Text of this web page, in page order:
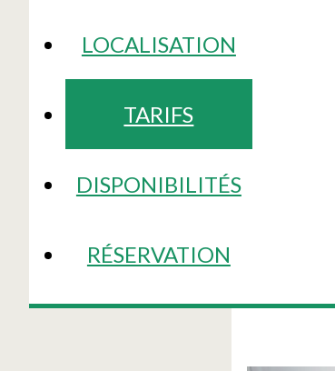
LOCALISATION
TARIFS
DISPONIBILITÉS
RÉSERVATION